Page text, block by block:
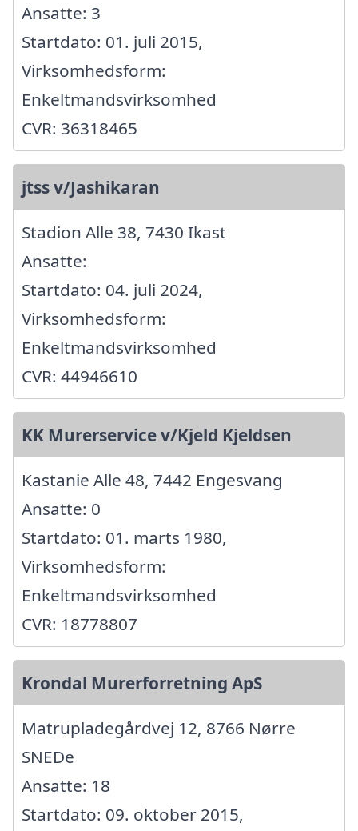
Ansatte: 3
Startdato: 01. juli 2015,
Virksomhedsform:
Enkeltmandsvirksomhed
CVR: 36318465
jtss v/Jashikaran
Stadion Alle 38, 7430 Ikast
Ansatte:
Startdato: 04. juli 2024,
Virksomhedsform:
Enkeltmandsvirksomhed
CVR: 44946610
KK Murerservice v/Kjeld Kjeldsen
Kastanie Alle 48, 7442 Engesvang
Ansatte: 0
Startdato: 01. marts 1980,
Virksomhedsform:
Enkeltmandsvirksomhed
CVR: 18778807
Krondal Murerforretning ApS
Matrupladegårdvej 12, 8766 Nørre
SNEDe
Ansatte: 18
Startdato: 09. oktober 2015,